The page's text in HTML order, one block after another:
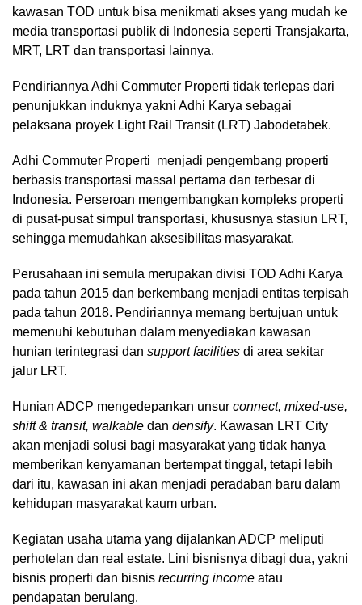
kawasan TOD untuk bisa menikmati akses yang mudah ke
media transportasi publik di Indonesia seperti Transjakarta,
MRT, LRT dan transportasi lainnya.
Pendiriannya Adhi Commuter Properti tidak terlepas dari
penunjukkan induknya yakni Adhi Karya sebagai
pelaksana proyek Light Rail Transit (LRT) Jabodetabek.
Adhi Commuter Properti menjadi pengembang properti
berbasis transportasi massal pertama dan terbesar di
Indonesia. Perseroan mengembangkan kompleks properti
di pusat-pusat simpul transportasi, khususnya stasiun LRT,
sehingga memudahkan aksesibilitas masyarakat.
Perusahaan ini semula merupakan divisi TOD Adhi Karya
pada tahun 2015 dan berkembang menjadi entitas terpisah
pada tahun 2018. Pendiriannya memang bertujuan untuk
memenuhi kebutuhan dalam menyediakan kawasan
hunian terintegrasi dan support facilities di area sekitar
jalur LRT.
Hunian ADCP mengedepankan unsur connect, mixed-use,
shift & transit, walkable dan densify. Kawasan LRT City
akan menjadi solusi bagi masyarakat yang tidak hanya
memberikan kenyamanan bertempat tinggal, tetapi lebih
dari itu, kawasan ini akan menjadi peradaban baru dalam
kehidupan masyarakat kaum urban.
Kegiatan usaha utama yang dijalankan ADCP meliputi
perhotelan dan real estate. Lini bisnisnya dibagi dua, yakni
bisnis properti dan bisnis recurring income atau
pendapatan berulang.